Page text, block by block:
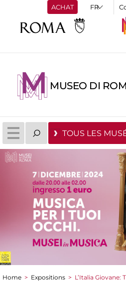
ACHAT
MUSEO DI
TOUS LES
Home > Expositions > L’Italia Giovane: